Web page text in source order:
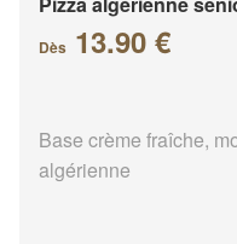
Dès 13.90 €
Base crème fraîche,
algérienne